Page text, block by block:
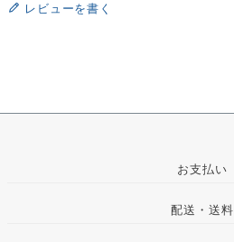
レビューを書く
お支払い
配送・送料